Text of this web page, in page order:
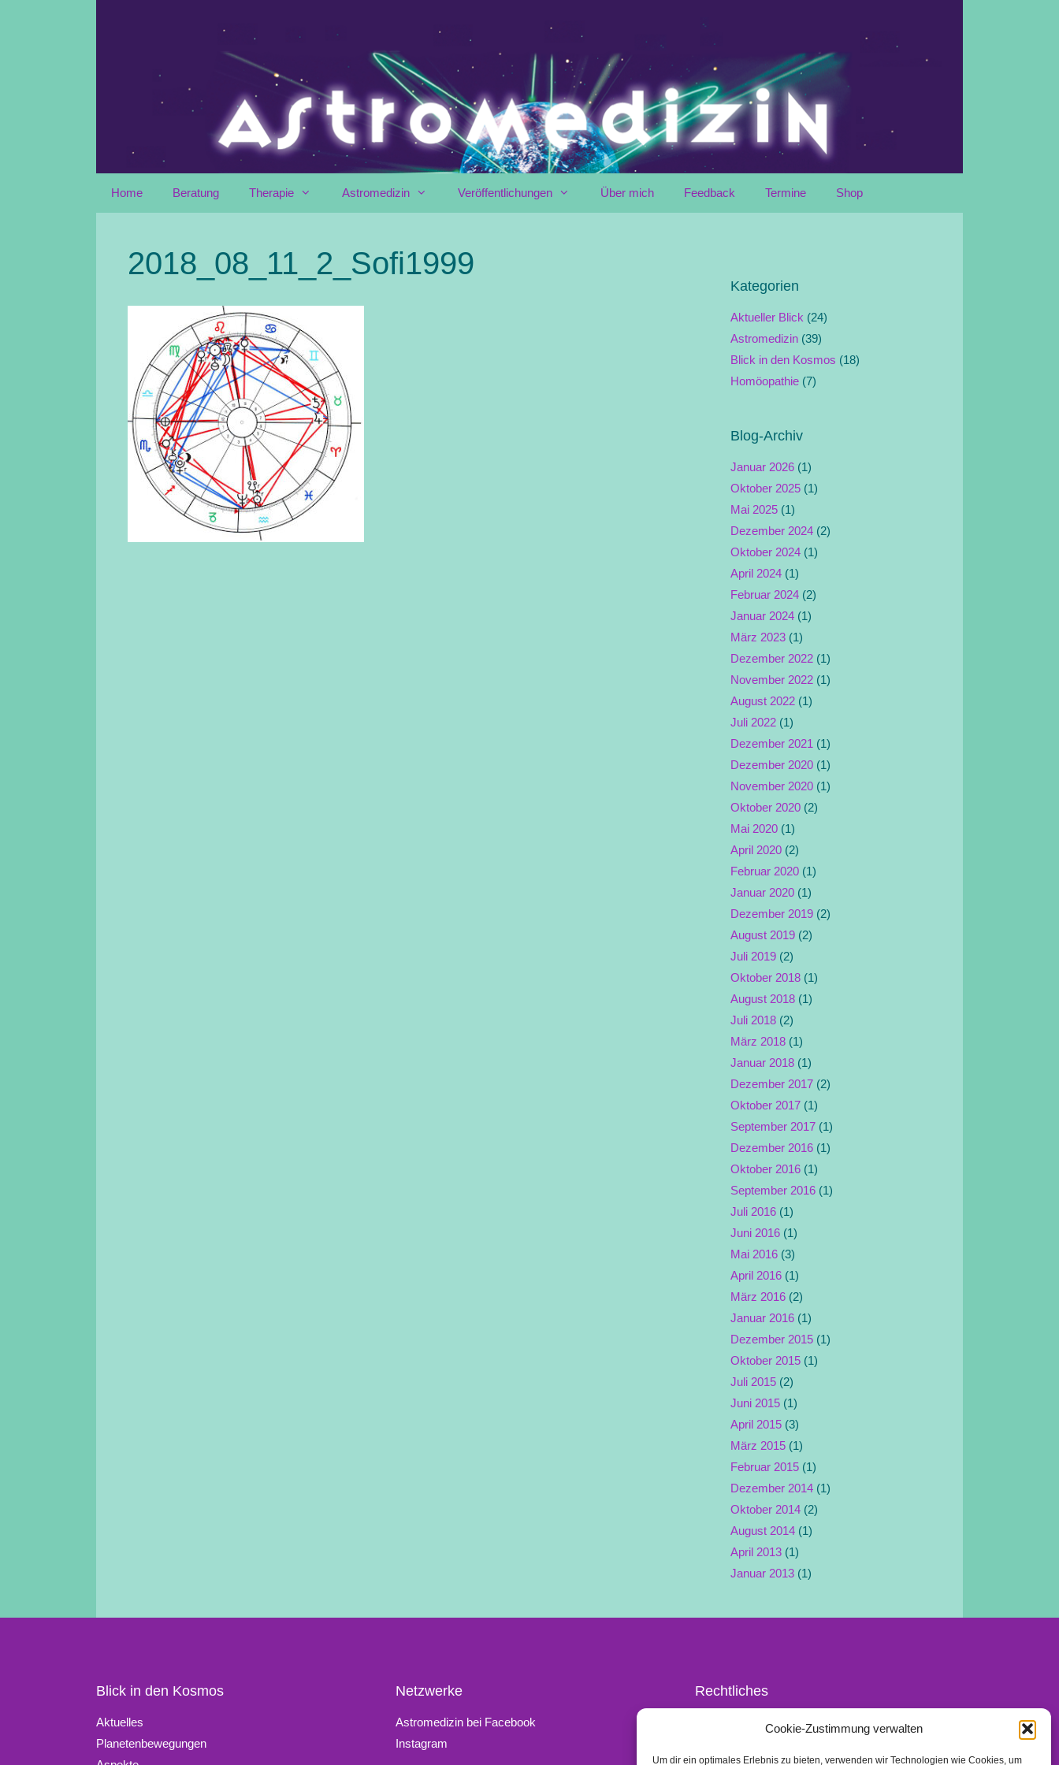
Cookie-Zustimmung verwalten
Um dir ein optimales Erlebnis zu bieten, verwenden wir Technologien wie Cookies, um
Home Beratung Therapie Astromedizin Veröffentlichungen Über mich Feedback Termine Shop
2018_08_11_2_Sofi1999
Kategorien
Aktueller Blick (24)
Astromedizin (39)
Blick in den Kosmos (18)
Homöopathie (7)
Blog-Archiv
Januar 2026 (1)
Oktober 2025 (1)
Mai 2025 (1)
Dezember 2024 (2)
Oktober 2024 (1)
April 2024 (1)
Februar 2024 (2)
Januar 2024 (1)
März 2023 (1)
Dezember 2022 (1)
November 2022 (1)
August 2022 (1)
Juli 2022 (1)
Dezember 2021 (1)
Dezember 2020 (1)
November 2020 (1)
Oktober 2020 (2)
Mai 2020 (1)
April 2020 (2)
Februar 2020 (1)
Januar 2020 (1)
Dezember 2019 (2)
August 2019 (2)
Juli 2019 (2)
Oktober 2018 (1)
August 2018 (1)
Juli 2018 (2)
März 2018 (1)
Januar 2018 (1)
Dezember 2017 (2)
Oktober 2017 (1)
September 2017 (1)
Dezember 2016 (1)
Oktober 2016 (1)
September 2016 (1)
Juli 2016 (1)
Juni 2016 (1)
Mai 2016 (3)
April 2016 (1)
März 2016 (2)
Januar 2016 (1)
Dezember 2015 (1)
Oktober 2015 (1)
Juli 2015 (2)
Juni 2015 (1)
April 2015 (3)
März 2015 (1)
Februar 2015 (1)
Dezember 2014 (1)
Oktober 2014 (2)
August 2014 (1)
April 2013 (1)
Januar 2013 (1)
Blick in den Kosmos
Aktuelles
Planetenbewegungen
Netzwerke
Astromedizin bei Facebook
Instagram
Rechtliches